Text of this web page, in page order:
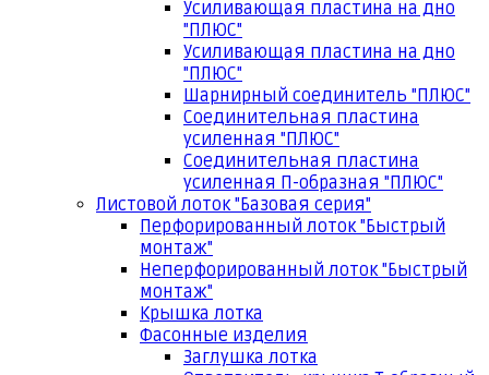
Усиливающая пластина на дно
"ПЛЮС"
Усиливающая пластина на дно
"ПЛЮС"
Шарнирный соединитель "ПЛЮС"
Соединительная пластина
усиленная "ПЛЮС"
Соединительная пластина
усиленная П-образная "ПЛЮС"
Листовой лоток "Базовая серия"
Перфорированный лоток "Быстрый
монтаж"
Неперфорированный лоток "Быстрый
монтаж"
Крышка лотка
Фасонные изделия
Заглушка лотка